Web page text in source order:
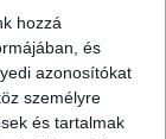
hozzá
és
azonosítókat
személyre
és tartalmak